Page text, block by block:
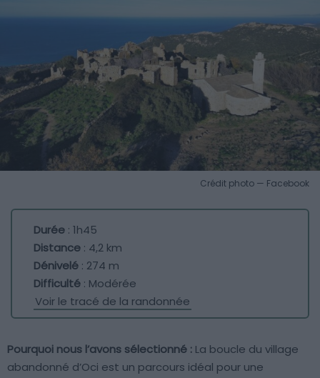
Crédit photo — Facebook
Durée : 1h45
Distance : 4,2 km
Dénivelé : 274 m
Difficulté : Modérée
Voir le tracé de la randonnée
Pourquoi nous l’avons sélectionné : La boucle du village
abandonné d’Oci est un parcours idéal pour une